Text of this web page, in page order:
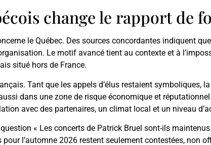
change le rapport de
le Québec. Des sources concordantes indiquent
Le motif avancé tient au contexte et à
situé hors de France.
Tant que les appels d’élus restaient symboliques,
dans une zone de risque économique et
avec des partenaires, un climat local et un niveau
« Les concerts de Patrick Bruel sont-ils
l’automne 2026 restent seulement contestées, non